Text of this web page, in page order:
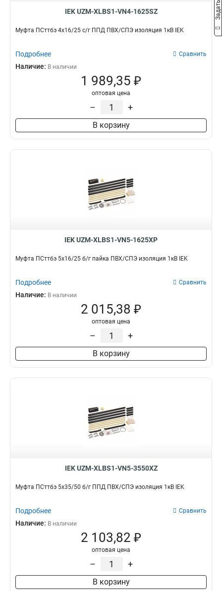
IEK UZM-XLBS1-VN4-1625SZ
Муфта ПСттбэ 4х16/25 с/г ППД ПВХ/СПЭ изоляция 1кВ IEK
Подробнее Сравнить
Наличие: В наличии
1 989,35 ₽
оптовая цена
– +
В корзину
IEK UZM-XLBS1-VN5-1625XP
Муфта ПСттбэ 5х16/25 б/г пайка ПВХ/СПЭ изоляция 1кВ IEK
Подробнее Сравнить
Наличие: В наличии
2 015,38 ₽
оптовая цена
– +
В корзину
IEK UZM-XLBS1-VN5-3550XZ
Муфта ПСттбэ 5х35/50 б/г ППД ПВХ/СПЭ изоляция 1кВ IEK
Подробнее Сравнить
Наличие: В наличии
2 103,82 ₽
оптовая цена
– +
В корзину